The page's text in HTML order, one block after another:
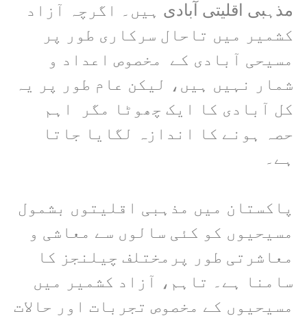
مذہبی اقلیتی آبادی ہیں۔ اگرچہ آزاد
کشمیر میں تاحال سرکاری طور پر
مسیحی آبادی کے مخصوص اعداد و
شمار نہیں ہیں، لیکن عام طور پر یہ
کل آبادی کا ایک چھوٹا مگر اہم
حصہ ہونے کا اندازہ لگایا جاتا
ہے۔
پاکستان میں مذہبی اقلیتوں بشمول
مسیحیوں کو کئی سالوں سے معاشی و
معاشرتی طور پرمختلف چیلنجز کا
سامنا ہے۔ تاہم، آزاد کشمیر میں
مسیحیوں کے مخصوص تجربات اور حالات